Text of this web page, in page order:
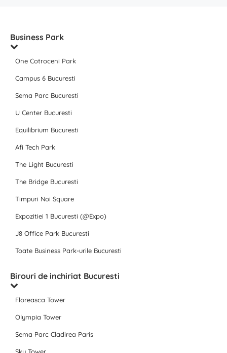
Business Park
One Cotroceni Park
Campus 6 Bucuresti
Sema Parc Bucuresti
U Center Bucuresti
Equilibrium Bucuresti
Afi Tech Park
The Light Bucuresti
The Bridge Bucuresti
Timpuri Noi Square
Expozitiei 1 Bucuresti (@Expo)
J8 Office Park Bucuresti
Toate Business Park-urile Bucuresti
Birouri de inchiriat Bucuresti
Floreasca Tower
Olympia Tower
Sema Parc Cladirea Paris